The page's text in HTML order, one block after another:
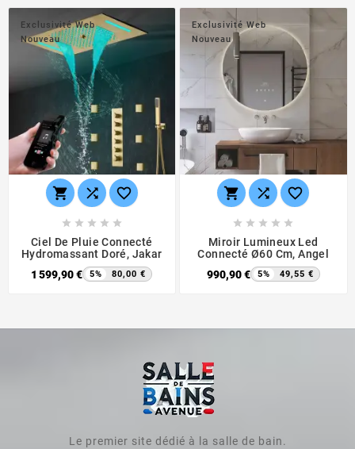
Exclusivité Web
Nouveau
  
    
Ciel De Pluie Connecté
Hydromassant Doré, Jakar
1 599,90 €
5% 80,00 €
Exclusivité Web
Nouveau
  
    
Miroir Lumineux Led
Connecté Ø60 Cm, Angel
990,90 €
5% 49,55 €
Le premier site dédié à la salle de bain.